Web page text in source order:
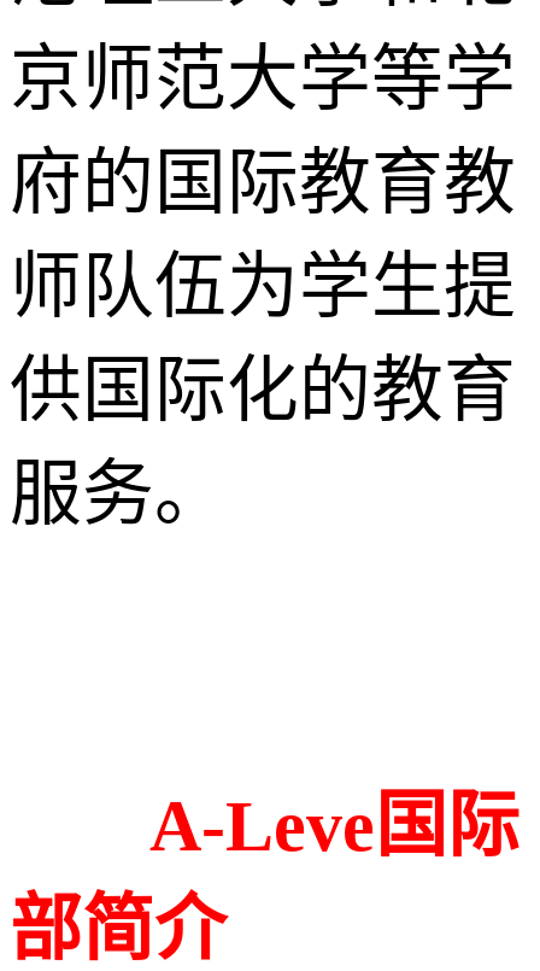
京师范大学等学
府的国际教育教
师队伍为学生提
供国际化的教育
服务。
A-Leve国际
部简介